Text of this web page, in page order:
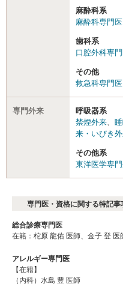
麻酔科系
麻酔科専門医
歯科系
口腔外科専
その他
救急科専門医
専門外来
呼吸器系
禁煙外来
来・いびき
その他系
東洋医学専
専門医・資格に関する特記事
総合診療専門医
在籍：柁原 龍佑 医師、金子 登 医
アレルギー専門医
【在籍】
（内科）水島 豊 医師